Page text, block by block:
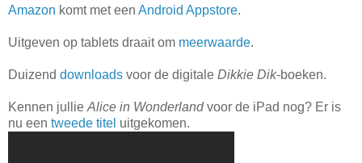
Amazon komt met een Android Appstore.
Uitgeven op tablets draait om meerwaarde.
Duizend downloads voor de digitale Dikkie Dik-boeken.
Kennen jullie Alice in Wonderlandvoor de iPad nog? Er is
nu een tweede titel uitgekomen.